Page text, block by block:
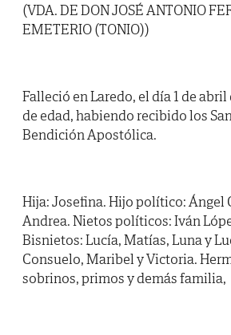
(VDA. DE DON JOSÉ ANTONIO
EMETERIO (TONIO))
Falleció en Laredo, el día 1 de abril
de edad, habiendo recibido los
Bendición Apostólica.
Hija: Josefina. Hijo político: Ángel
Andrea. Nietos políticos: Iván
Bisnietos: Lucía, Matías, Luna y
Consuelo, Maribel y Victoria.
sobrinos, primos y demás familia,